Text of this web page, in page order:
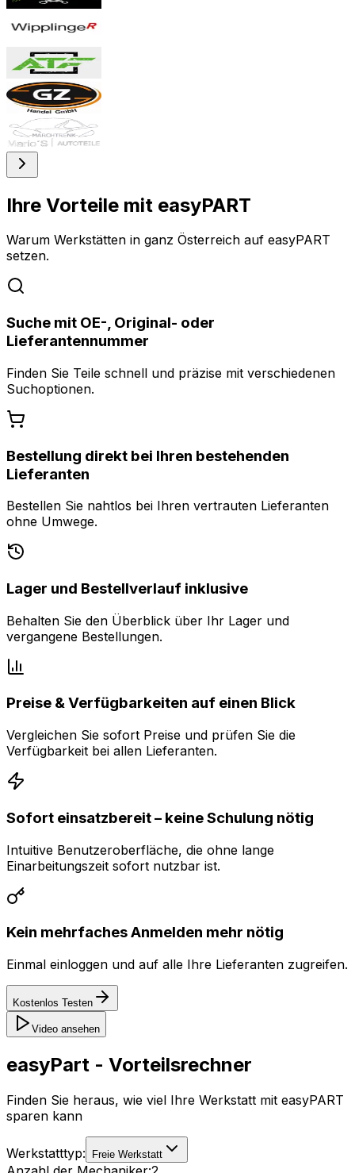
Ihre Vorteile mit easyPART
Warum Werkstätten in ganz Österreich auf easyPART
setzen.
Suche mit OE-, Original- oder
Lieferantennummer
Finden Sie Teile schnell und präzise mit verschiedenen
Suchoptionen.
Bestellung direkt bei Ihren bestehenden
Lieferanten
Bestellen Sie nahtlos bei Ihren vertrauten Lieferanten
ohne Umwege.
Lager und Bestellverlauf inklusive
Behalten Sie den Überblick über Ihr Lager und
vergangene Bestellungen.
Preise & Verfügbarkeiten auf einen Blick
Vergleichen Sie sofort Preise und prüfen Sie die
Verfügbarkeit bei allen Lieferanten.
Sofort einsatzbereit – keine Schulung nötig
Intuitive Benutzeroberfläche, die ohne lange
Einarbeitungszeit sofort nutzbar ist.
Kein mehrfaches Anmelden mehr nötig
Einmal einloggen und auf alle Ihre Lieferanten zugreifen.
Kostenlos Testen
Video ansehen
easyPart - Vorteilsrechner
Finden Sie heraus, wie viel Ihre Werkstatt mit easyPART
sparen kann
Werkstatttyp: Freie Werkstatt